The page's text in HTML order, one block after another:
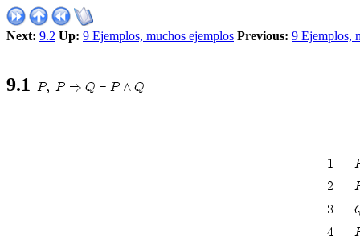
Next: 9.2 Up: 9 Ejemplos, muchos ejemplos Previous: 9 Ejemplos,
9.1